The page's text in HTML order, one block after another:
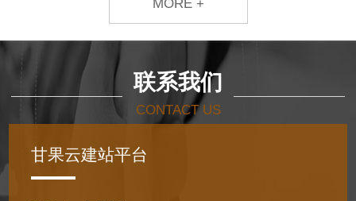
MORE +
联系我们
CONTACT US
甘果云建站平台